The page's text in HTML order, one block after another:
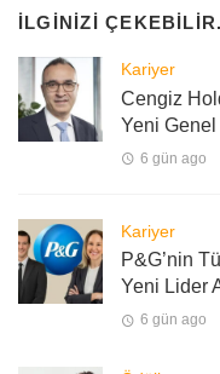
İLGINIZI ÇEKEBILIR.
Kariyer
Cengiz
Yeni
6 gün ago
Kariyer
P&G’nin
Yeni Lider
6 gün ago